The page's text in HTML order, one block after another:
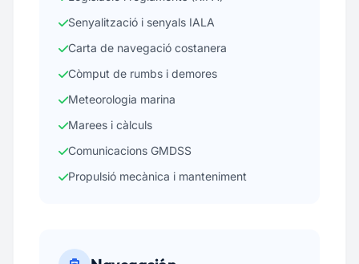
Senyalització i senyals IALA
Carta de navegació costanera
Còmput de rumbs i demores
Meteorologia marina
Marees i càlculs
Comunicacions GMDSS
Propulsió mecànica i manteniment